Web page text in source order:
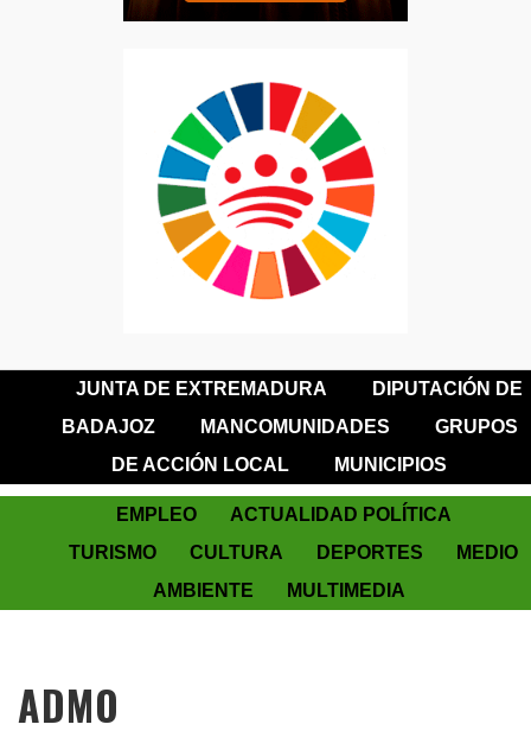
JUNTA DE EXTREMADURA
DIPUTACIÓN DE
BADAJOZ
MANCOMUNIDADES
GRUPOS
DE ACCIÓN LOCAL
MUNICIPIOS
EMPLEO
ACTUALIDAD POLÍTICA
TURISMO
CULTURA DEPORTES
MEDIO
AMBIENTE
MULTIMEDIA
ADMO